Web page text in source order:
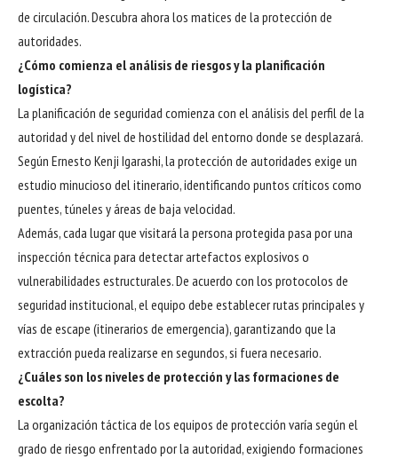
de circulación. Descubra ahora los matices de la protección de
autoridades.
¿Cómo comienza el análisis de riesgos y la planificación
logística?
La planificación de seguridad comienza con el análisis del perfil de la
autoridad y del nivel de hostilidad del entorno donde se desplazará.
Según Ernesto Kenji Igarashi, la protección de autoridades exige un
estudio minucioso del itinerario, identificando puntos críticos como
puentes, túneles y áreas de baja velocidad.
Además, cada lugar que visitará la persona protegida pasa por una
inspección técnica para detectar artefactos explosivos o
vulnerabilidades estructurales. De acuerdo con los protocolos de
seguridad institucional, el equipo debe establecer rutas principales y
vías de escape (itinerarios de emergencia), garantizando que la
extracción pueda realizarse en segundos, si fuera necesario.
¿Cuáles son los niveles de protección y las formaciones de
escolta?
La organización táctica de los equipos de protección varía según el
grado de riesgo enfrentado por la autoridad, exigiendo formaciones